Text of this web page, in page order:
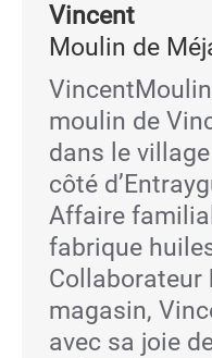
Vincent
Moulin de
moulin de
dans le
côté
Affaire
fabrique
Collaborateur
magasin,
avec sa joie